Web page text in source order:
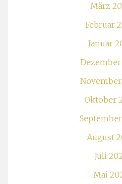
März
Februar
Januar
Dezember
November
Oktober
August
Juli
Mai